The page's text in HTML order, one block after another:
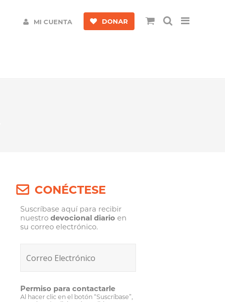
MI CUENTA DONAR
CONÉCTESE
Suscríbase aquí para recibir
nuestrodevocional diario en
su correo electrónico.
Permiso para contactarle
Al hacer clic en el botón “Suscríbase”,